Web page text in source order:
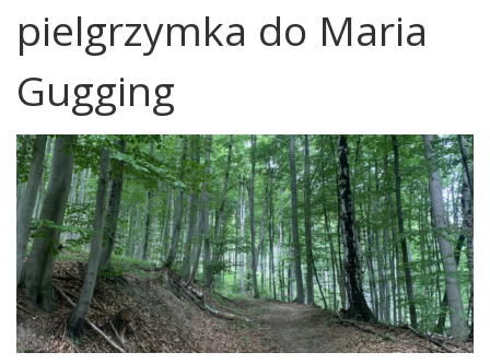
pielgrzymka do Maria
Gugging